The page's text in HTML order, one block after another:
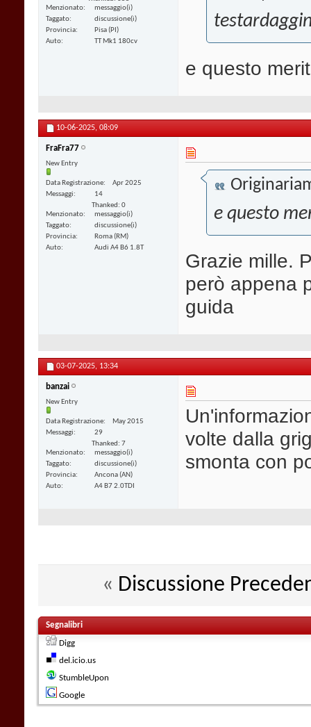
Menzionato
messaggio(i)
Taggato
discussione(i)
Provincia
Pisa (PI)
Auto
TT Mk1 180cv
e questo
10-06-2025, 08:09
FraFra77
New Entry
Data Registrazione
Apr 2025
Messaggi
14
Thanked: 0
Menzionato
messaggio(i)
Taggato
discussione(i)
Provincia
Roma (RM)
Auto
Audi A4 B6 1.8T
e questo
Grazie mille.
però appena
guida
03-07-2025, 13:34
banzai
New Entry
Data Registrazione
May 2015
Messaggi
29
Thanked: 7
Menzionato
messaggio(i)
Taggato
discussione(i)
Provincia
Ancona (AN)
Auto
A4 B7 2.0TDI
volte dalla
smonta con
« Discussione
Segnalibri
Digg
del.icio.us
StumbleUpon
Google